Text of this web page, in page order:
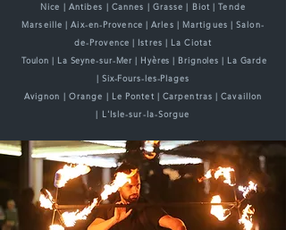
Nice | Antibes | Cannes | Grasse | Biot | Tende
Marseille | Aix-en-Provence | Arles | Martigues | Salon-
de-Provence | Istres | La Ciotat
Toulon | La Seyne-sur-Mer | Hyères | Brignoles | La Garde
| Six-Fours-les-Plages
Avignon | Orange | Le Pontet | Carpentras | Cavaillon
| L'Isle-sur-la-Sorgue